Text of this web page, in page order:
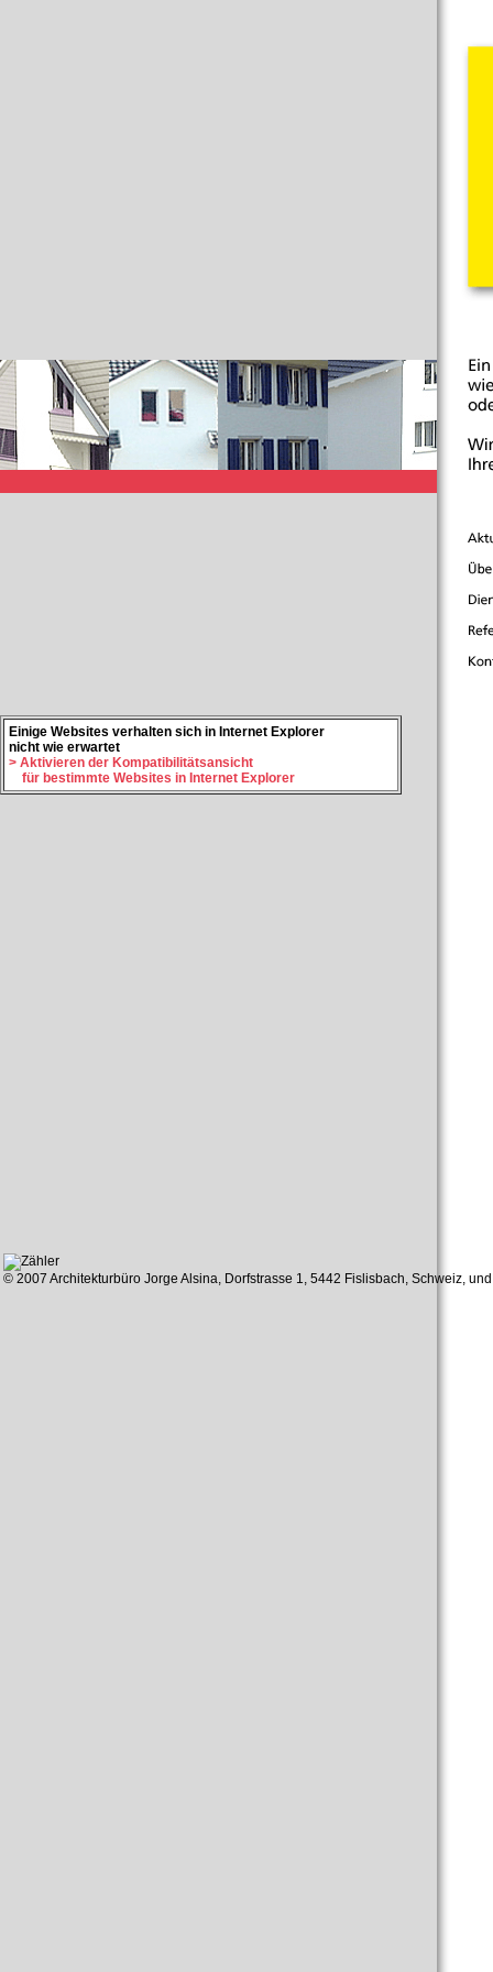
Einige Websites verhalten sich in Internet Explorer
nicht wie erwartet
> Aktivieren der Kompatibilitätsansicht
für bestimmte Websites in Internet Explorer
© 2007 Architekturbüro Jorge Alsina, Dorfstrasse 1, 5442 Fislisbach, Schweiz,